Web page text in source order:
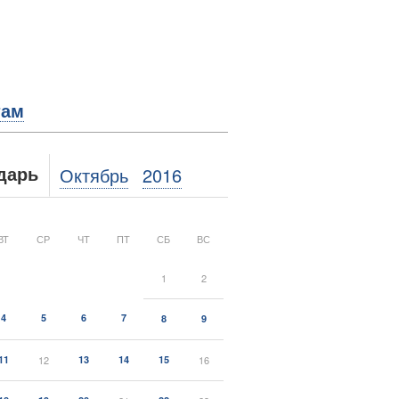
Октябрь 2016
СР ЧТ ПТ СБ ВС
1 2
4 5 6 7 8 9
12 13 14 15 16